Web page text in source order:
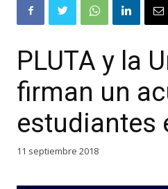
PLUTA y la
firman un
estudiantes
11 septiembre 2018